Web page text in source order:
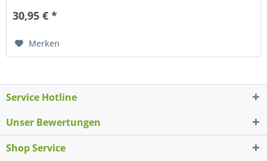
30,95 € *
Merken
Service Hotline
Unser Bewertungen
Shop Service